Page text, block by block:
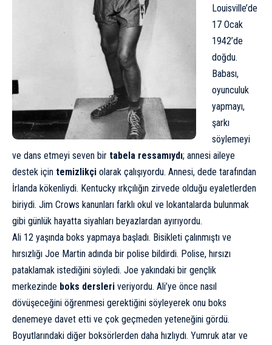
Louisville’de
17 Ocak
1942’de
doğdu.
Babası,
oyunculuk
yapmayı,
şarkı
söylemeyi
ve dans etmeyi seven bir tabela ressamıydı; annesi aileye
destek için temizlikçi olarak çalışıyordu. Annesi, dede tarafından
İrlanda kökenliydi. Kentucky ırkçılığın zirvede olduğu eyaletlerden
biriydi. Jim Crows kanunları farklı okul ve lokantalarda bulunmak
gibi günlük hayatta siyahları beyazlardan ayırıyordu.
Ali 12 yaşında boks yapmaya başladı. Bisikleti çalınmıştı ve
hırsızlığı Joe Martin adında bir polise bildirdi. Polise, hırsızı
pataklamak istediğini söyledi. Joe yakındaki bir gençlik
merkezinde boks dersleri veriyordu. Ali’ye önce nasıl
dövüşeceğini öğrenmesi gerektiğini söyleyerek onu boks
denemeye davet etti ve çok geçmeden yeteneğini gördü.
Boyutlarındaki diğer boksörlerden daha hızlıydı. Yumruk atar ve